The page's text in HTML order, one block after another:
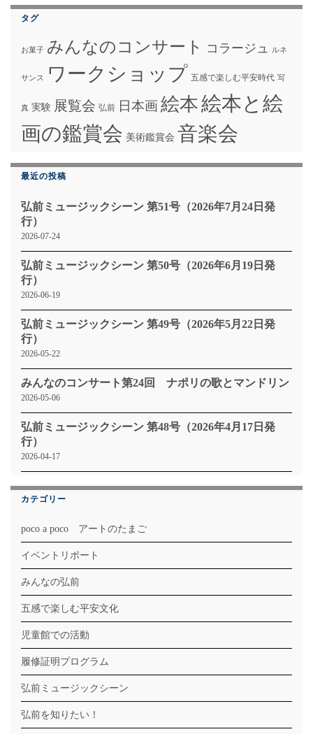
タグ
お菓子 みんなのコンサート コラージュ ルネ
サンス ワークショップ 五感で楽しむ平安時代 写
真 実験 展覧会 弘前 日本画絵本絵本と絵
画の鑑賞会 美術鑑賞会 音楽会
最近の投稿
弘前ミュージックシーン 第51号（2026年7月24日発
行）
2026-07-24
弘前ミュージックシーン 第50号（2026年6月19日発
行）
2026-06-19
弘前ミュージックシーン 第49号（2026年5月22日発
行）
2026-05-22
みんなのコンサート第24回 ナポリの歌とマンドリン
2026-05-06
弘前ミュージックシーン 第48号（2026年4月17日発
行）
2026-04-17
カテゴリー
poco a poco アートのたまご
イベントリポート
みんなの弘前
五感で楽しむ平安文化
児童館での活動
履修証明プログラム
弘前ミュージックシーン
弘前を知りたい！